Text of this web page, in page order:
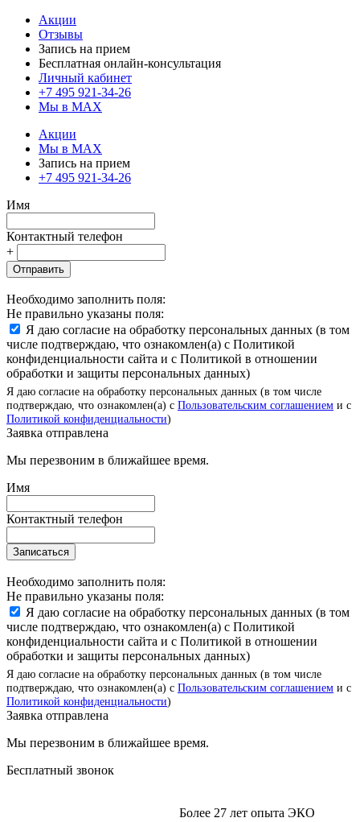
Акции
Отзывы
Запись на прием
Бесплатная онлайн-консультация
Личный кабинет
+7 495 921-34-26
Мы в MAX
Акции
Мы в MAX
Запись на прием
+7 495 921-34-26
Имя
Контактный телефон
+
Отправить
Необходимо заполнить поля:
Не правильно указаны поля:
Я даю согласие на обработку персональных данных (в том
числе подтверждаю, что ознакомлен(а) с Политикой
конфиденциальности сайта и с Политикой в отношении
обработки и защиты персональных данных)
Я даю согласие на обработку персональных данных (в том числе
подтверждаю, что ознакомлен(а) с Пользовательским соглашением и с
Политикой конфиденциальности)
Заявка отправлена
Мы перезвоним в ближайшее время.
Имя
Контактный телефон
Записаться
Необходимо заполнить поля:
Не правильно указаны поля:
Я даю согласие на обработку персональных данных (в том
числе подтверждаю, что ознакомлен(а) с Политикой
конфиденциальности сайта и с Политикой в отношении
обработки и защиты персональных данных)
Я даю согласие на обработку персональных данных (в том числе
подтверждаю, что ознакомлен(а) с Пользовательским соглашением и с
Политикой конфиденциальности)
Заявка отправлена
Мы перезвоним в ближайшее время.
Бесплатный звонок
Более 27 лет опыта ЭКО